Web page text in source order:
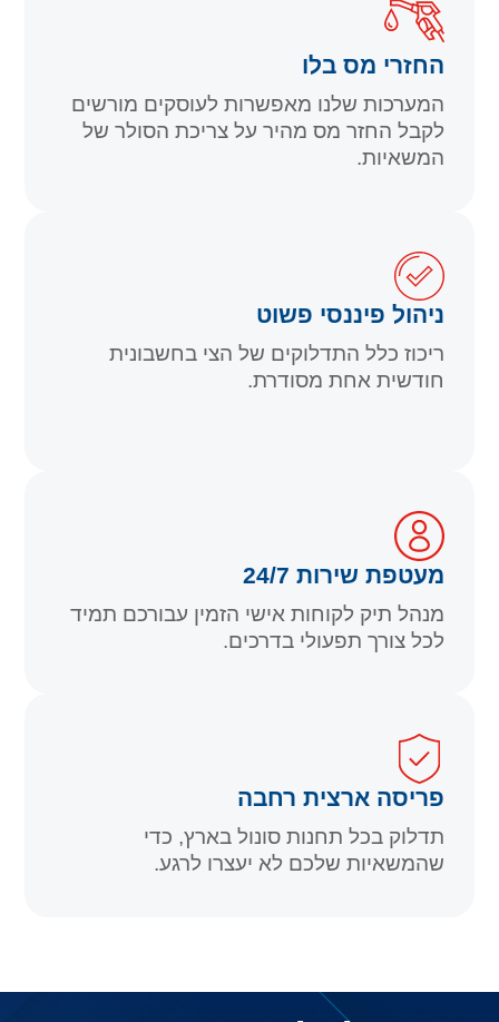
החזרי מס בלו
המערכות שלנו מאפשרות לעוסקים מורשים
לקבל החזר מס מהיר על צריכת הסולר של
המשאיות.
ניהול פיננסי פשוט
ריכוז כלל התדלוקים של הצי בחשבונית
חודשית אחת מסודרת.
מעטפת שירות 24/7
מנהל תיק לקוחות אישי הזמין עבורכם תמיד
לכל צורך תפעולי בדרכים.
פריסה ארצית רחבה
תדלוק בכל תחנות סונול בארץ, כדי
שהמשאיות שלכם לא יעצרו לרגע.